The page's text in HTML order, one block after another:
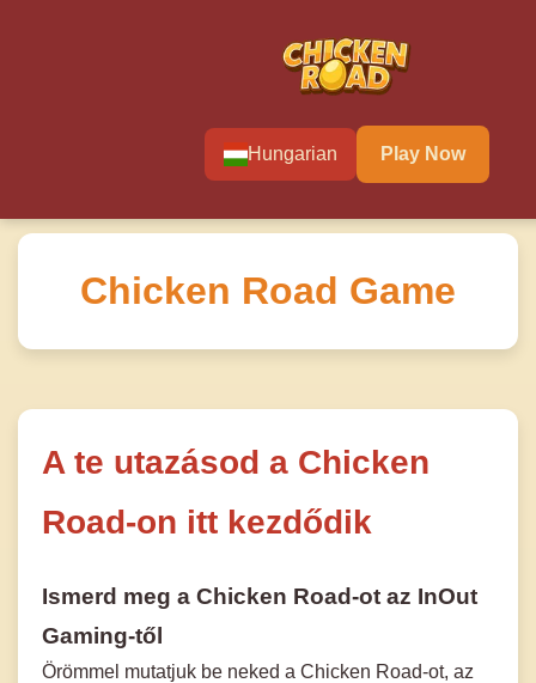
Hungarian Play Now
Chicken Road Game
A te utazásod a Chicken
Road-on itt kezdődik
Ismerd meg a Chicken Road-ot az InOut
Gaming-től
Örömmel mutatjuk be neked a Chicken Road-ot, az